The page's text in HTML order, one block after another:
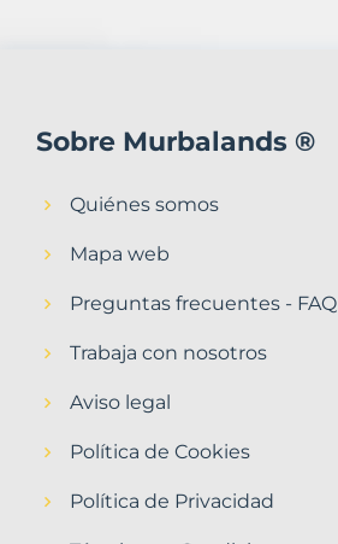
Sobre Murbalands ®
Quiénes somos
Mapa web
Preguntas frecuentes - FAQ
Trabaja con nosotros
Aviso legal
Política de Cookies
Política de Privacidad